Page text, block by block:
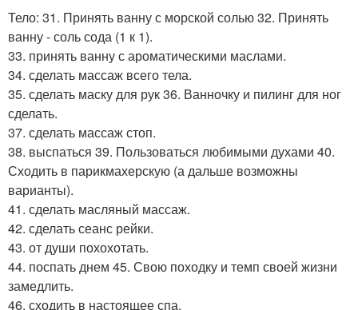
Тело: 31. Принять ванну с морской солью 32. Принять
ванну - соль сода (1 к 1).
33. принять ванну с ароматическими маслами.
34. сделать массаж всего тела.
35. сделать маску для рук 36. Ванночку и пилинг для ног
сделать.
37. сделать массаж стоп.
38. выспаться 39. Пользоваться любимыми духами 40.
Сходить в парикмахерскую (а дальше возможны
варианты).
41. сделать масляный массаж.
42. сделать сеанс рейки.
43. от души похохотать.
44. поспать днем 45. Свою походку и темп своей жизни
замедлить.
46. сходить в настоящее спа.